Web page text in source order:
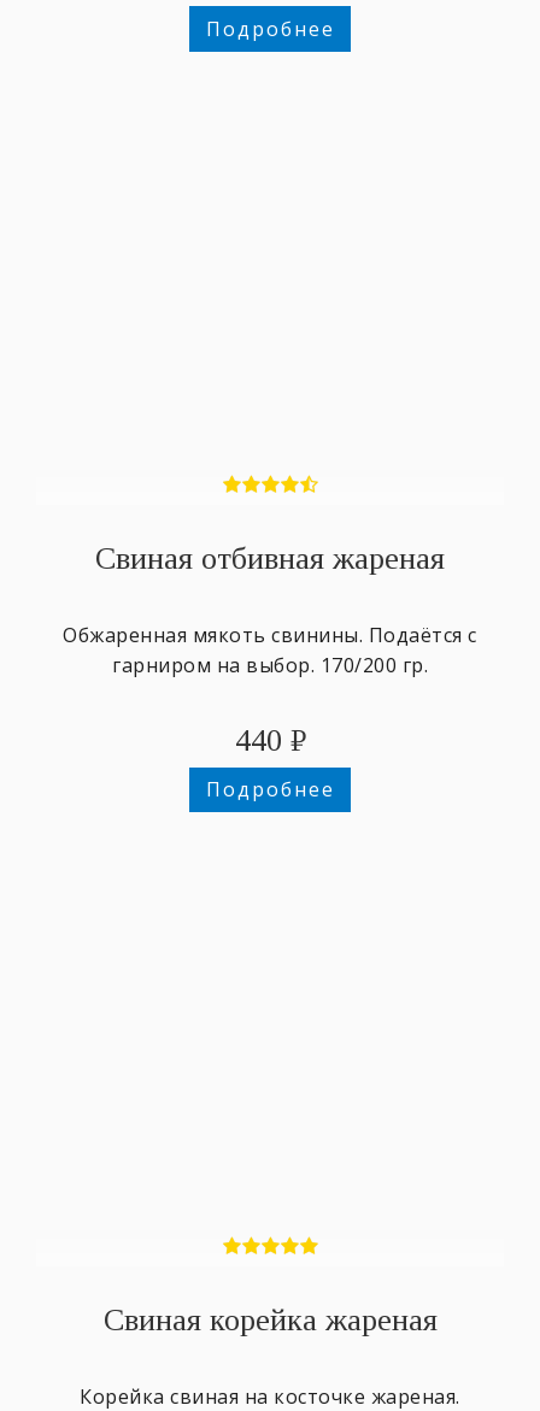
Подробнее
Свиная отбивная жареная
Обжаренная мякоть свинины. Подаётся с
гарниром на выбор. 170/200 гр.
440 ₽
Подробнее
Свиная корейка жареная
Корейка свиная на косточке жареная.